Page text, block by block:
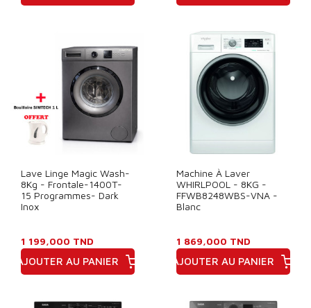
Lave Linge Magic Wash-
8Kg - Frontale-1400T-
15 Programmes- Dark
Inox
1 199,000 TND
AJOUTER AU PANIER
Machine À Laver
WHIRLPOOL - 8KG -
FFWB8248WBS-VNA -
Blanc
1 869,000 TND
AJOUTER AU PANIER